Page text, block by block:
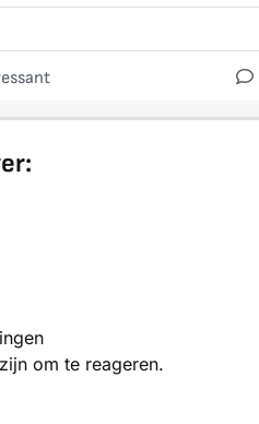
zijn om te reageren.